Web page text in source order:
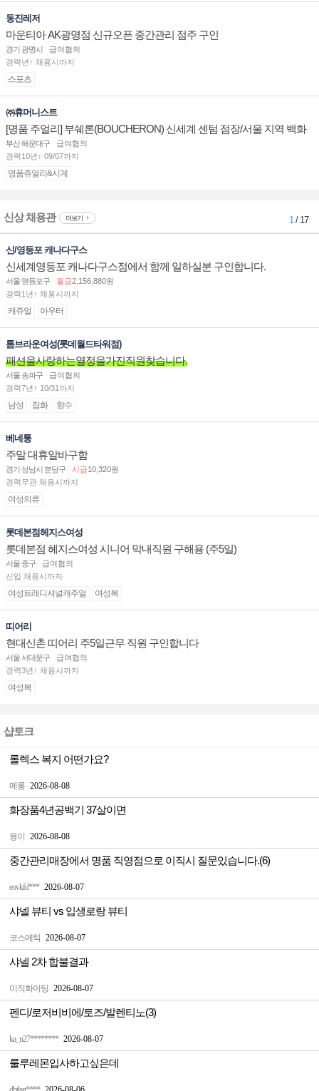
동진레저
마운티아 AK광명점 신규오픈 중간관리 점주 구인
경기 광명시
급여협의
경력년↑ 채용시까지
스포츠
㈜휴머니스트
[명품 주얼리] 부쉐론(BOUCHERON) 신세계 센텀 점장/서울 지역 백화
점 판매사원 채용
부산 해운대구
급여협의
경력10년↑ 09/07까지
명품쥬얼리&시계
신상 채용관 더보기 1/ 17
신/영등포 캐나다구스
신세계영등포 캐나다구스점에서 함께 일하실분 구인합니다.
서울 영등포구 월급2,156,880원
경력1년↑ 채용시까지
캐쥬얼 아우터
톰브라운여성(롯데월드타워점)
패션을사랑하는열정을가진직원찾습니다.
서울 송파구
급여협의
경력7년↑ 10/31까지
남성 잡화 향수
베네통
주말 대휴알바구함
경기 성남시 분당구 시급10,320원
경력무관 채용시까지
여성의류
롯데본점헤지스여성
롯데본점 헤지스여성 시니어 막내직원 구해용 (주5일)
서울 중구
급여협의
신입 채용시까지
여성트래디셔널캐주얼 여성복
띠어리
현대신촌 띠어리 주5일근무 직원 구인합니다
서울 서대문구
급여협의
경력3년↑ 채용시까지
여성복
샵토크
메롱 2026-08-08
롤렉스 복지 어떤가요?
융이 2026-08-08
화장품4년공백기 37살이면
eovkfd*** 2026-08-07
중간관리매장에서 명품 직영점으로 이직시 질문있습니다.(6)
코스메틱 2026-08-07
샤넬 뷰티 vs 입생로랑 뷰티
이직화이팅 2026-08-07
샤넬 2차 합불결과
ka_n27******** 2026-08-07
펜디/로저비비에/토즈/발렌티노(3)
룰루레몬입사하고싶은데